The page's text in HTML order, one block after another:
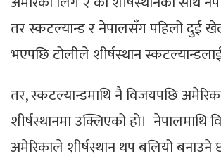
तर स्कटल्यान्ड र नेपालसँग पहिलो दुई
भएपछि टोलीले शीर्षस्थान
तर, स्कटल्यान्डमाथि नै विजयपछि
शीर्षस्थानमा उक्लिएको हो। नेपालमाथि
अमेरिकाले शीर्षस्थान थप बलियो बनाउने